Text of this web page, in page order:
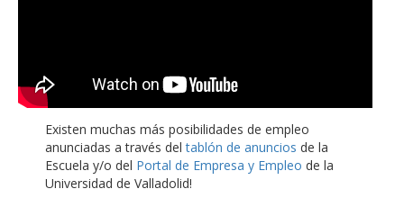
Existen muchas más posibilidades de empleo
anunciadas a través deltablón de anuncios de la
Escuela y/o del Portal de Empresa y Empleo de la
Universidad de Valladolid!